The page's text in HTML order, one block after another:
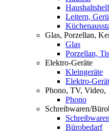
Leitern,
Glas, Porzellan,
Glas
Porzellan,
Elektro-Geräte
Kleingeräte
Elektro-
Phono, TV, Video,
Phono
Schreibwaren/
Schreibwaren
Bürobedarf